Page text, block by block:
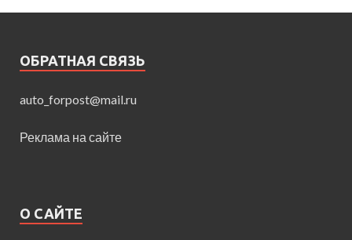
ОБРАТНАЯ СВЯЗЬ
auto_forpost@mail.ru
Реклама на сайте
О САЙТЕ